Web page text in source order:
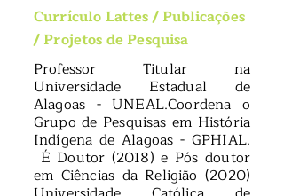
Currículo Lattes/Publicações
/Projetos de Pesquisa
Professor Titular na
Universidade Estadual de
Alagoas - UNEAL.Coordena o
Grupo de Pesquisas em História
Indígena de Alagoas - GPHIAL.
É Doutor (2018) e Pós doutor
em Ciências da Religião (2020)